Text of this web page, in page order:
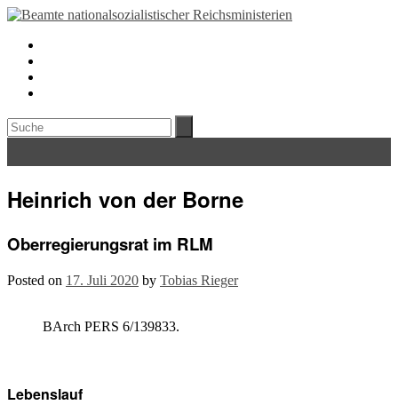
Heinrich von der Borne
Oberregierungsrat im RLM
Posted on 17. Juli 2020 by Tobias Rieger
BArch PERS 6/139833.
Lebenslauf